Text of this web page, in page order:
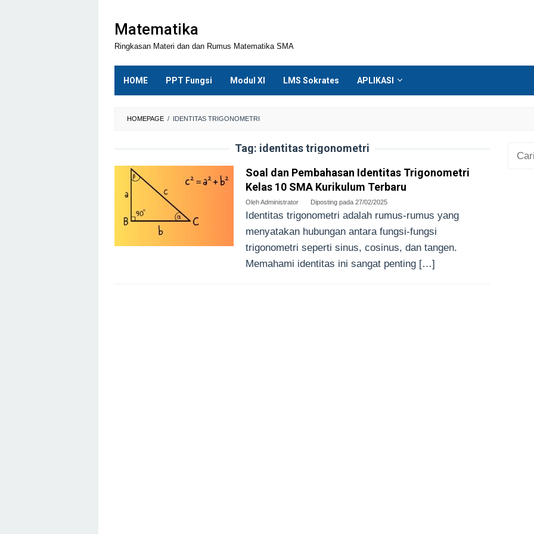
konten
Matematika
Ringkasan Materi dan dan Rumus Matematika SMA
HOME PPT Fungsi Modul XI LMS Sokrates APLIKASI
HOMEPAGE / IDENTITAS TRIGONOMETRI
Tag: identitas trigonometri
Soal dan Pembahasan Identitas Trigonometri
Kelas 10 SMA Kurikulum Terbaru
OlehAdministrator Diposting pada 27/02/2025
Identitas trigonometri adalah rumus-rumus yang
menyatakan hubungan antara fungsi-fungsi
trigonometri seperti sinus, cosinus, dan tangen.
Memahami identitas ini sangat penting […]
Cari